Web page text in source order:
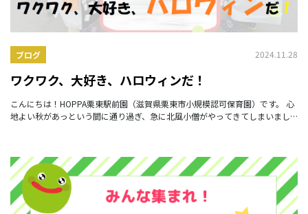
ブログ 2024.11.28
ワクワク、大好き、ハロウィンだ！
こんにちは！HOPPA栗東駅前園（滋賀県栗東市小規模認可保育園）です。 心
地よい秋があっという間に通り過ぎ、急に北風小僧がやってきてしまいまし